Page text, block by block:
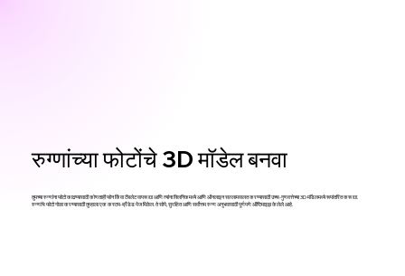
रुग्णांच्या फोटोंचे 3D मॉडेल बनवा
तुमच्या रुग्णांना फोटो काढण्यासाठी कोणताही फोन किंवा टॅबलेट वापरू द्या आणि त्यांना क्लिनिकमध्ये आणि ऑनलाइन सल्लामसलत करण्यासाठी उच्च-गुणवत्तेच्या 3D मॉडेलमध्ये रूपांतरित करू द्या.
रुग्णांचे फोटो गोळा करण्यासाठी तुम्हाला एक कस्टम-ब्रँडेड पेज मिळेल. ते सोपे, सुरक्षित आणि सर्वोत्तम रुग्ण अनुभवासाठी पूर्णपणे ऑप्टिमाइझ केलेले आहे.